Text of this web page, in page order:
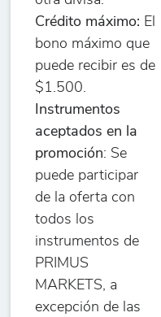
Crédito máximo: El
bono máximo que
puede recibir es de
$1.500.
Instrumentos
aceptados en la
promoción: Se
puede participar
de la oferta con
todos los
instrumentos de
PRIMUS
MARKETS, a
excepción de las